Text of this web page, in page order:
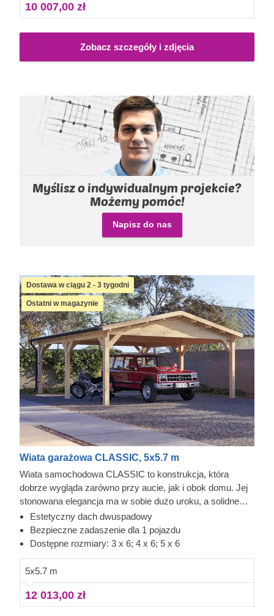
codziennego użytkowania posesji. Dodatkowe akcesoria,
w tym panele ścienne, pozwalają też częściowo
zabudować jedną lub dwie strony wiaty, żeby lepiej osłonić
ją przed warunkami atmosferycznymi.
10 007,00 zł
Zobacz szczegóły i zdjęcia
Myślisz o indywidualnym projekcie?
Możemy pomóc!
Napisz do nas
Dostawa w ciągu 2 - 3 tygodni
Ostatni w magazynie
Wiata garażowa CLASSIC, 5x5.7 m
Wiata samochodowa CLASSIC to konstrukcja, która
dobrze wygląda zarówno przy aucie, jak i obok domu. Jej
stonowana elegancja ma w sobie dużo uroku, a solidne
wykonanie daje poczucie niezawodności. Z każdej strony
samochodu masz wygodny dostęp, więc łatwo go umyć,
sprawdzić albo wykonać drobne prace, a przy okazji
projekt, który można zrealizować dość szybko, a po
montażu od razu wnosi więcej porządku i spokoju do
codziennego użytkowania posesji. Dodatkowe akcesoria,
w tym panele ścienne, pozwalają też częściowo
Estetyczny dach dwuspadowy
Bezpieczne zadaszenie dla 1 pojazdu
Dostępne rozmiary: 3 x 6; 4 x 6; 5 x 6
5x5.7 m
12 013,00 zł